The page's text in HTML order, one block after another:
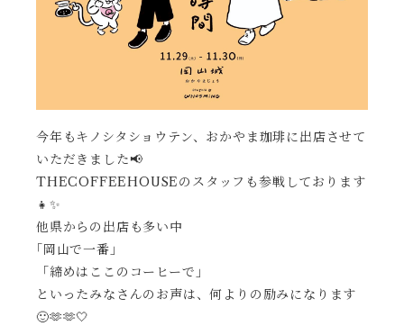
今年もキノシタショウテン、おかやま珈琲に出店させて
いただきました📢
THECOFFEEHOUSEのスタッフも参戦しております
👧✨
他県からの出店も多い中
｢岡山で一番」
「締めはここのコーヒーで」
といったみなさんのお声は、何よりの励みになります
🙂🫶🫶🤍